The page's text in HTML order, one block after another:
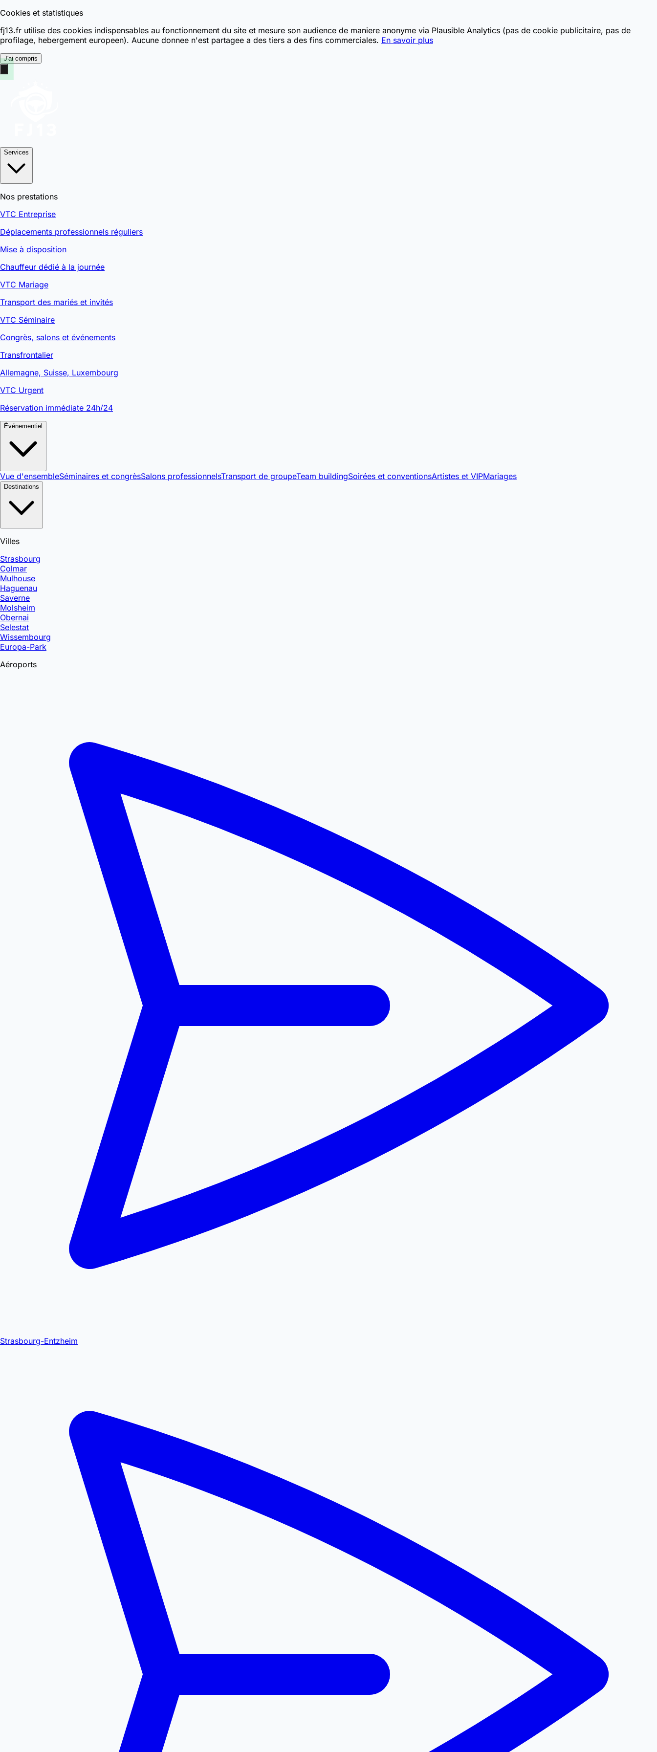
Cookies et statistiques
fj13.fr utilise des cookies indispensables au fonctionnement du site et mesure son audience de maniere anonyme via Plausible Analytics (pas de cookie publicitaire, pas de
profilage, hebergement europeen). Aucune donnee n'est partagee a des tiers a des fins commerciales. En savoir plus
J'ai compris
Services
Nos prestations
VTC Entreprise
Déplacements professionnels réguliers
Mise à disposition
Chauffeur dédié à la journée
VTC Mariage
Transport des mariés et invités
VTC Séminaire
Congrès, salons et événements
Transfrontalier
Allemagne, Suisse, Luxembourg
VTC Urgent
Réservation immédiate 24h/24
Événementiel
Vue d'ensembleSéminaires et congrèsSalons professionnelsTransport de groupeTeam buildingSoirées et conventionsArtistes et VIPMariages
Destinations
Villes
Strasbourg
Colmar
Mulhouse
Haguenau
Saverne
Molsheim
Obernai
Selestat
Wissembourg
Europa-Park
Aéroports
Strasbourg-Entzheim